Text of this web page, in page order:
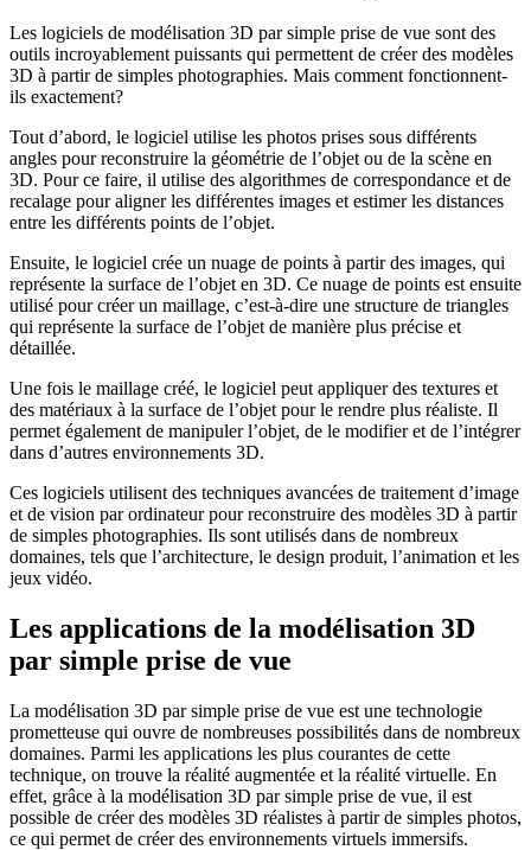
Les logiciels de modélisation 3D par simple prise de vue sont des
outils incroyablement puissants qui permettent de créer des modèles
3D à partir de simples photographies. Mais comment fonctionnent-
ils exactement?
Tout d’abord, le logiciel utilise les photos prises sous différents
angles pour reconstruire la géométrie de l’objet ou de la scène en
3D. Pour ce faire, il utilise des algorithmes de correspondance et de
recalage pour aligner les différentes images et estimer les distances
entre les différents points de l’objet.
Ensuite, le logiciel crée un nuage de points à partir des images, qui
représente la surface de l’objet en 3D. Ce nuage de points est ensuite
utilisé pour créer un maillage, c’est-à-dire une structure de triangles
qui représente la surface de l’objet de manière plus précise et
détaillée.
Une fois le maillage créé, le logiciel peut appliquer des textures et
des matériaux à la surface de l’objet pour le rendre plus réaliste. Il
permet également de manipuler l’objet, de le modifier et de l’intégrer
dans d’autres environnements 3D.
Ces logiciels utilisent des techniques avancées de traitement d’image
et de vision par ordinateur pour reconstruire des modèles 3D à partir
de simples photographies. Ils sont utilisés dans de nombreux
domaines, tels que l’architecture, le design produit, l’animation et les
jeux vidéo.
Les applications de la modélisation 3D
par simple prise de vue
La modélisation 3D par simple prise de vue est une technologie
prometteuse qui ouvre de nombreuses possibilités dans de nombreux
domaines. Parmi les applications les plus courantes de cette
technique, on trouve la réalité augmentée et la réalité virtuelle. En
effet, grâce à la modélisation 3D par simple prise de vue, il est
possible de créer des modèles 3D réalistes à partir de simples photos,
ce qui permet de créer des environnements virtuels immersifs.